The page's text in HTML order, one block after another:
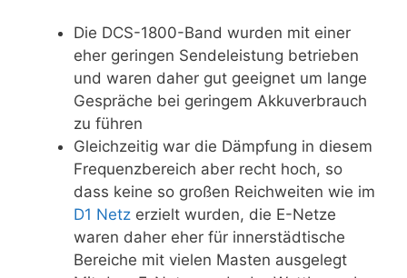
Die DCS-1800-Band wurden mit einer
eher geringen Sendeleistung betrieben
und waren daher gut geeignet um lange
Gespräche bei geringem Akkuverbrauch
zu führen
Gleichzeitig war die Dämpfung in diesem
Frequenzbereich aber recht hoch, so
dass keine so großen Reichweiten wie im
D1 Netz erzielt wurden, die E-Netze
waren daher eher für innerstädtische
Bereiche mit vielen Masten ausgelegt